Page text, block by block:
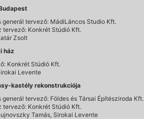
generál tervező: MádiLáncos Studio Kft.
tervező: Konkrét Stúdió Kft.
Zsolt
ház
Konkrét Stúdió Kft.
Levente
kastély rekonstrukciója
generál tervező: Földes és Társai Építésziroda Kft.
tervező: Konkrét Stúdió Kft.
Tamás, Sirokai Levente